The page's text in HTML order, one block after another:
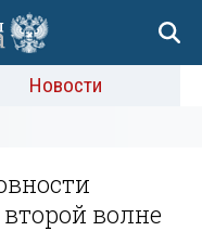
Новости
волне